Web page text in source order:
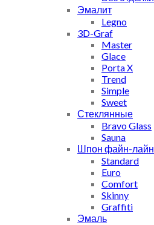
Эмалит
Legno
3D-Graf
Master
Glace
Porta X
Trend
Simple
Sweet
Стеклянные
Bravo Glass
Sauna
Шпон файн-лайн
Standard
Euro
Comfort
Skinny
Graffiti
Эмаль